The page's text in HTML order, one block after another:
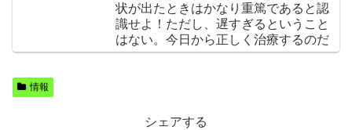
状が出たときはかなり重篤であると認
識せよ！ただし、遅すぎるということ
はない。今日から正しく治療するのだ
情報
シェアする